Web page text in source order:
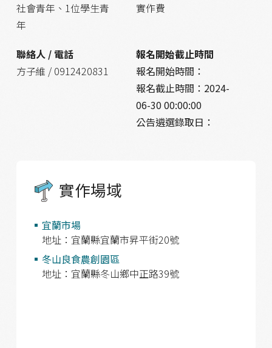
社會青年、1位學生青
年
實作費
聯絡人 / 電話
方子維 / 0912420831
報名開始截止時間
報名開始時間：
報名截止時間： 2024-
06-30 00:00:00
公告遴選錄取日：
實作場域
宜蘭市場
地址：宜蘭縣宜蘭市昇平街20號
冬山良食農創園區
地址：宜蘭縣冬山鄉中正路39號